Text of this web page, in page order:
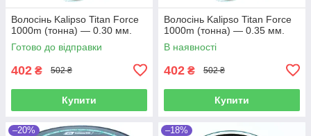
Волосінь Kalipso Titan Force
1000m (тонна) — 0.30 мм.
Готово до відправки
402 ₴ 502 ₴
Купити
Волосінь Kalipso Titan Force
1000m (тонна) — 0.35 мм.
В наявності
402 ₴ 502 ₴
Купити
–20% –18%